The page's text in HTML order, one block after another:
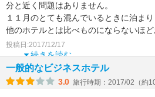
分と近く問題はありません。
１１月のとても混んでいるときに泊まり
他のホテルとは比べものにならないほど
れました。
部屋も奇麗で、
続きを読む
投稿日:2017/12/17
一般的なビジネスホテル
3.0 旅行時期：2017/02（約10